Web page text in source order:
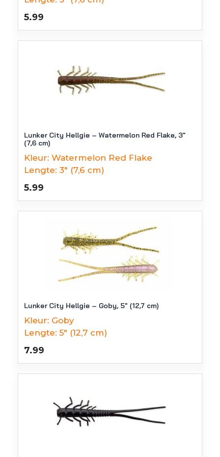
5.99
Lunker City Hellgie – Watermelon Red Flake, 3″
(7,6 cm)
Kleur: Watermelon Red Flake
Lengte: 3" (7,6 cm)
5.99
Lunker City Hellgie – Goby, 5″ (12,7 cm)
Kleur: Goby
Lengte: 5" (12,7 cm)
7.99